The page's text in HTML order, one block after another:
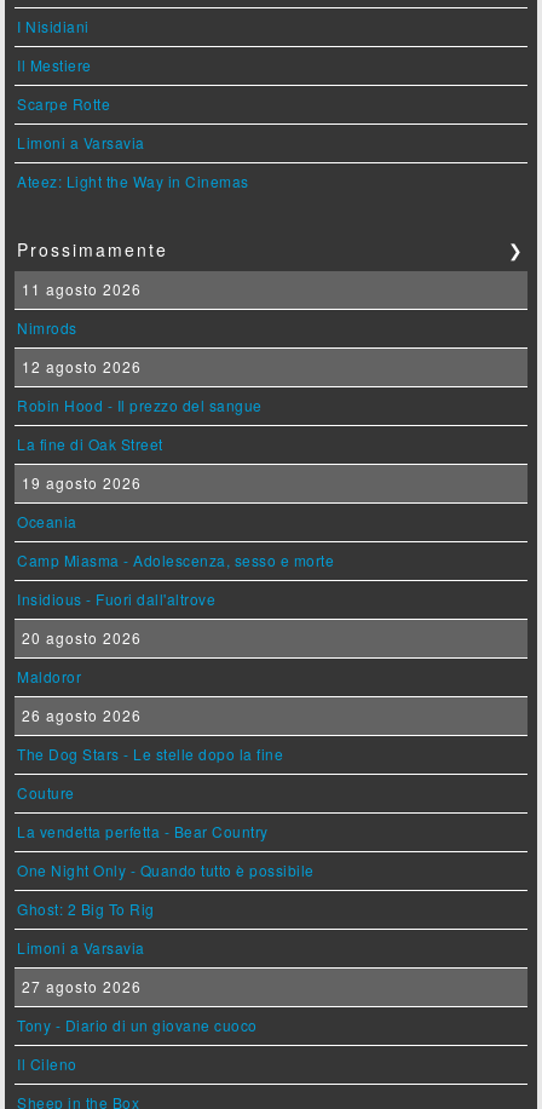
I Nisidiani
Il Mestiere
Scarpe Rotte
Limoni a Varsavia
Ateez: Light the Way in Cinemas
Prossimamente ❯
11 agosto 2026
Nimrods
12 agosto 2026
Robin Hood - Il prezzo del sangue
La fine di Oak Street
19 agosto 2026
Oceania
Camp Miasma - Adolescenza, sesso e morte
Insidious - Fuori dall'altrove
20 agosto 2026
Maldoror
26 agosto 2026
The Dog Stars - Le stelle dopo la fine
Couture
La vendetta perfetta - Bear Country
One Night Only - Quando tutto è possibile
Ghost: 2 Big To Rig
Limoni a Varsavia
27 agosto 2026
Tony - Diario di un giovane cuoco
Il Cileno
Sheep in the Box